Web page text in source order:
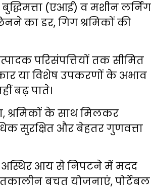
(एआई) व मशीन लर्निंग
का डर, गिग श्रमिकों की
परिसंपत्तियों तक सीमित
या विशेष उपकरणों के अभाव
बढ़ पाते।
श्रमिकों के साथ मिलकर
सुरक्षित और बेहतर गुणवत्ता
अस्थिर आय से निपटने में मदद
बचत योजनाएं, पोर्टेबल